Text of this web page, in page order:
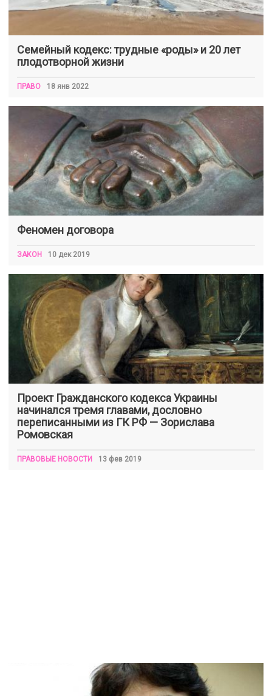
Семейный кодекс: трудные «роды» и 20 лет
плодотворной жизни
ПРАВО 18 янв 2022
Феномен договора
ЗАКОН 10 дек 2019
Проект Гражданского кодекса Украины
начинался тремя главами, дословно
переписанными из ГК РФ — Зорислава
Ромовская
ПРАВОВЫЕ НОВОСТИ 13 фев 2019